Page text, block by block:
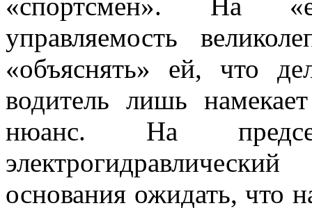
управляемость
«объяснять» ей, что
водитель лишь
нюанс. На
основания ожидать, что